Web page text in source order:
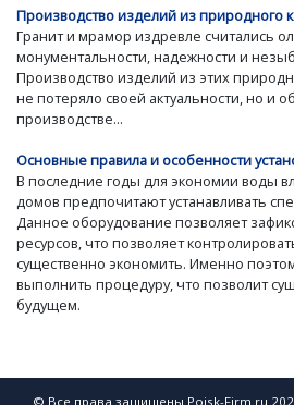
Производство изделий из природного
Гранит и мрамор издревле считались
монументальности, надежности и
Производство изделий из этих
не потеряло своей актуальности, но и
производстве...
Основные правила и особенности
В последние годы для экономии воды
домов предпочитают устанавливать
Данное оборудование позволяет
ресурсов, что позволяет
существенно экономить. Именно
выполнить процедуру, что позволит
будущем.
© Все права защищены Poisk-Firm.ru